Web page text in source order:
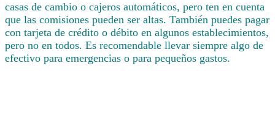
casas de cambio o cajeros automáticos, pero ten en cuenta
que las comisiones pueden ser altas. También puedes pagar
con tarjeta de crédito o débito en algunos establecimientos,
pero no en todos. Es recomendable llevar siempre algo de
efectivo para emergencias o para pequeños gastos.